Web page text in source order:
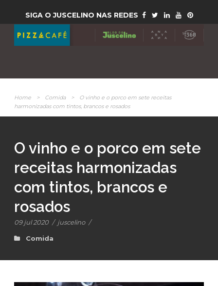
SIGA O JUSCELINO NAS REDES
Home > Comida >
O vinho e o porco em sete receitas
harmonizadas com tintos, brancos e rosados
O vinho e o porco em sete
receitas harmonizadas
com tintos, brancos e
rosados
09 jul 2020 / juscelino /
Comida